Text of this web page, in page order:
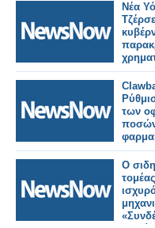
Νέα
τη
των
Ο